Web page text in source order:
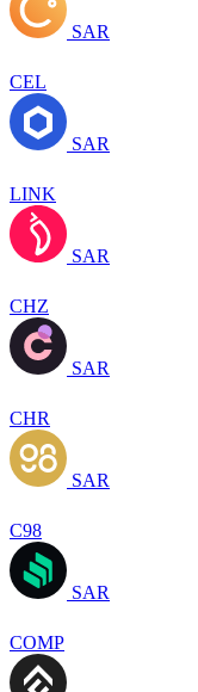
SAR
CEL
SAR
LINK
SAR
CHZ
SAR
CHR
SAR
C98
SAR
COMP